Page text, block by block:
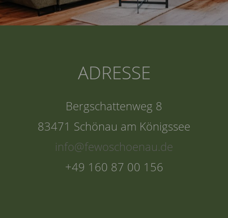
ADRESSE
Bergschattenweg 8
83471 Schönau am Königssee
+49 160 87 00 156